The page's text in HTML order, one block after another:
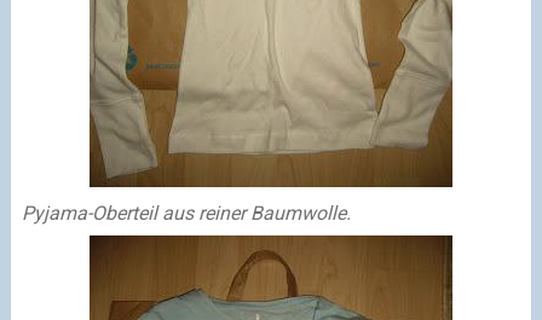
Pyjama-Oberteil aus reiner Baumwolle.